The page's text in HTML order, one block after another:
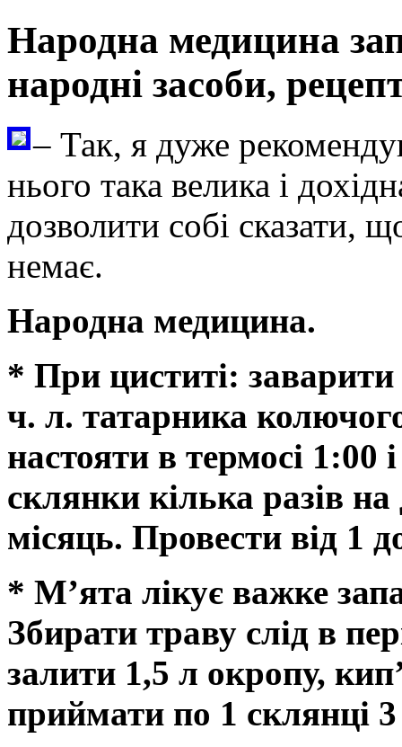
Народна медицина
народні засоби,
– Так, я дуже
нього така велика і
дозволити собі сказати,
немає.
Народна медицина.
* При циститі:
ч. л. татарника
настояти в термосі 1:00
склянки кілька разів
місяць. Провести від 1
* М’ята лікує важке
Збирати траву слід в
залити 1,5 л окропу,
приймати по 1 склянці